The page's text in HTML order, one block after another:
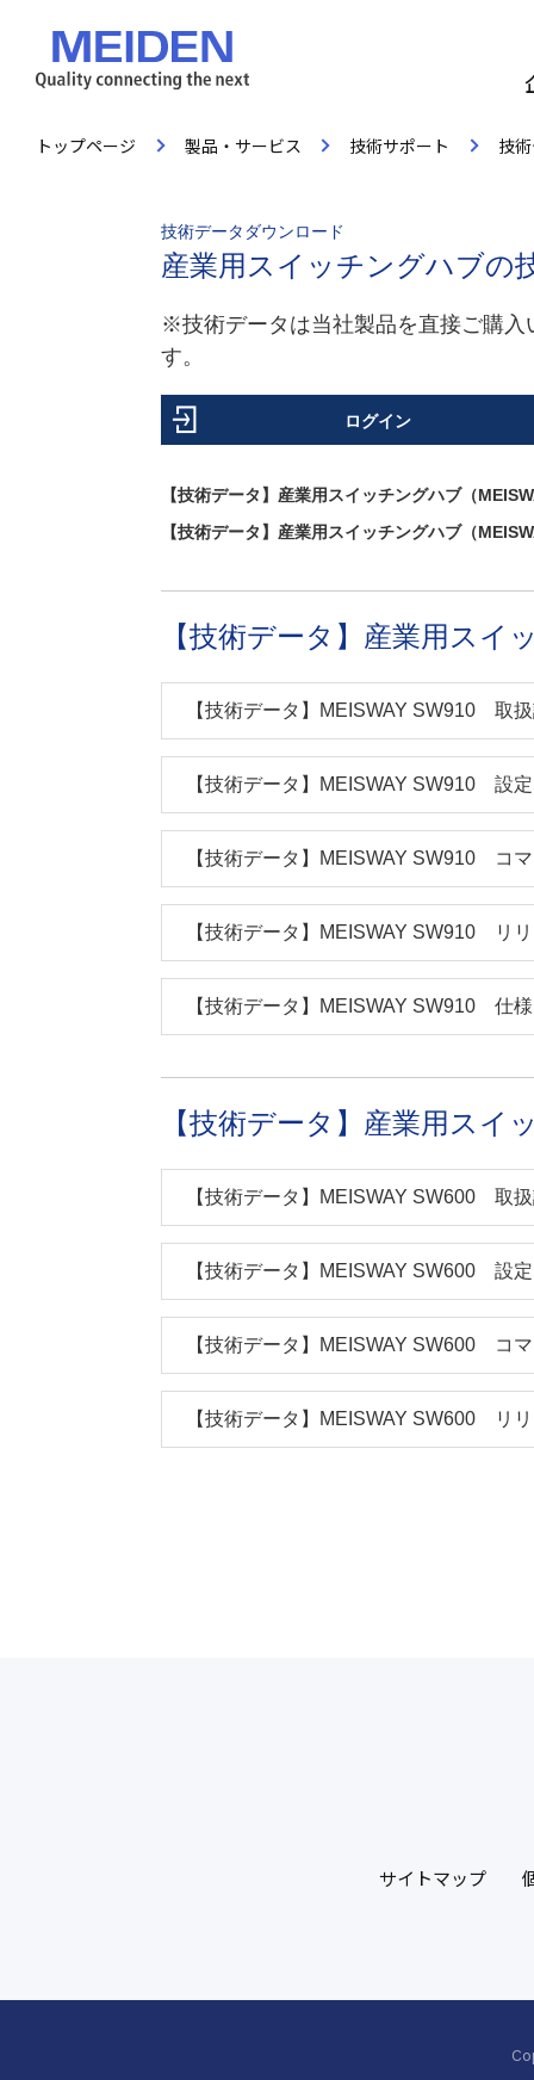
トップページ 製品・サービス 技術サポート 技
技術データダウンロード
産業用スイッチングハブの
※技術データは当社製品を直接ご購
す。
ログイン
【技術データ】産業用スイッチングハブ（
【技術データ】産業用スイッチングハブ（
【技術データ】産業用スイ
【技術データ】MEISWAY SW910 取
【技術データ】MEISWAY SW910 設
【技術データ】MEISWAY SW910 コ
【技術データ】MEISWAY SW910 リ
【技術データ】MEISWAY SW910 仕
【技術データ】産業用スイ
【技術データ】MEISWAY SW600 取
【技術データ】MEISWAY SW600 設
【技術データ】MEISWAY SW600 コ
【技術データ】MEISWAY SW600 リ
サイトマップ